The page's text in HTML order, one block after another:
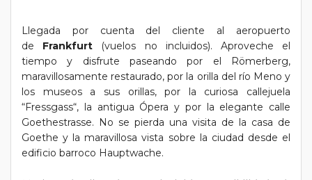
Llegada por cuenta del cliente al aeropuerto
de Frankfurt (vuelos no incluidos). Aproveche el
tiempo y disfrute paseando por el Römerberg,
maravillosamente restaurado, por la orilla del río Meno y
los museos a sus orillas, por la curiosa callejuela
“Fressgass“, la antigua Ópera y por la elegante calle
Goethestrasse. No se pierda una visita de la casa de
Goethe y la maravillosa vista sobre la ciudad desde el
edificio barroco Hauptwache.